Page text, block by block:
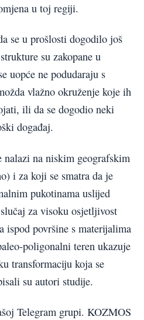
u toj regiji.
se u prošlosti dogodilo još
su zakopane u
uopće ne podudaraju s
vlažno okruženje koje ih
ili da se dogodio neki
događaj.
na niskim geografskim
i za koji se smatra da je
pukotinama uslijed
za visoku osjetljivost
ispod površine s materijalima
poligonalni teren ukazuje
transformaciju koja se
su autori studije.
Telegram grupi. KOZMOS